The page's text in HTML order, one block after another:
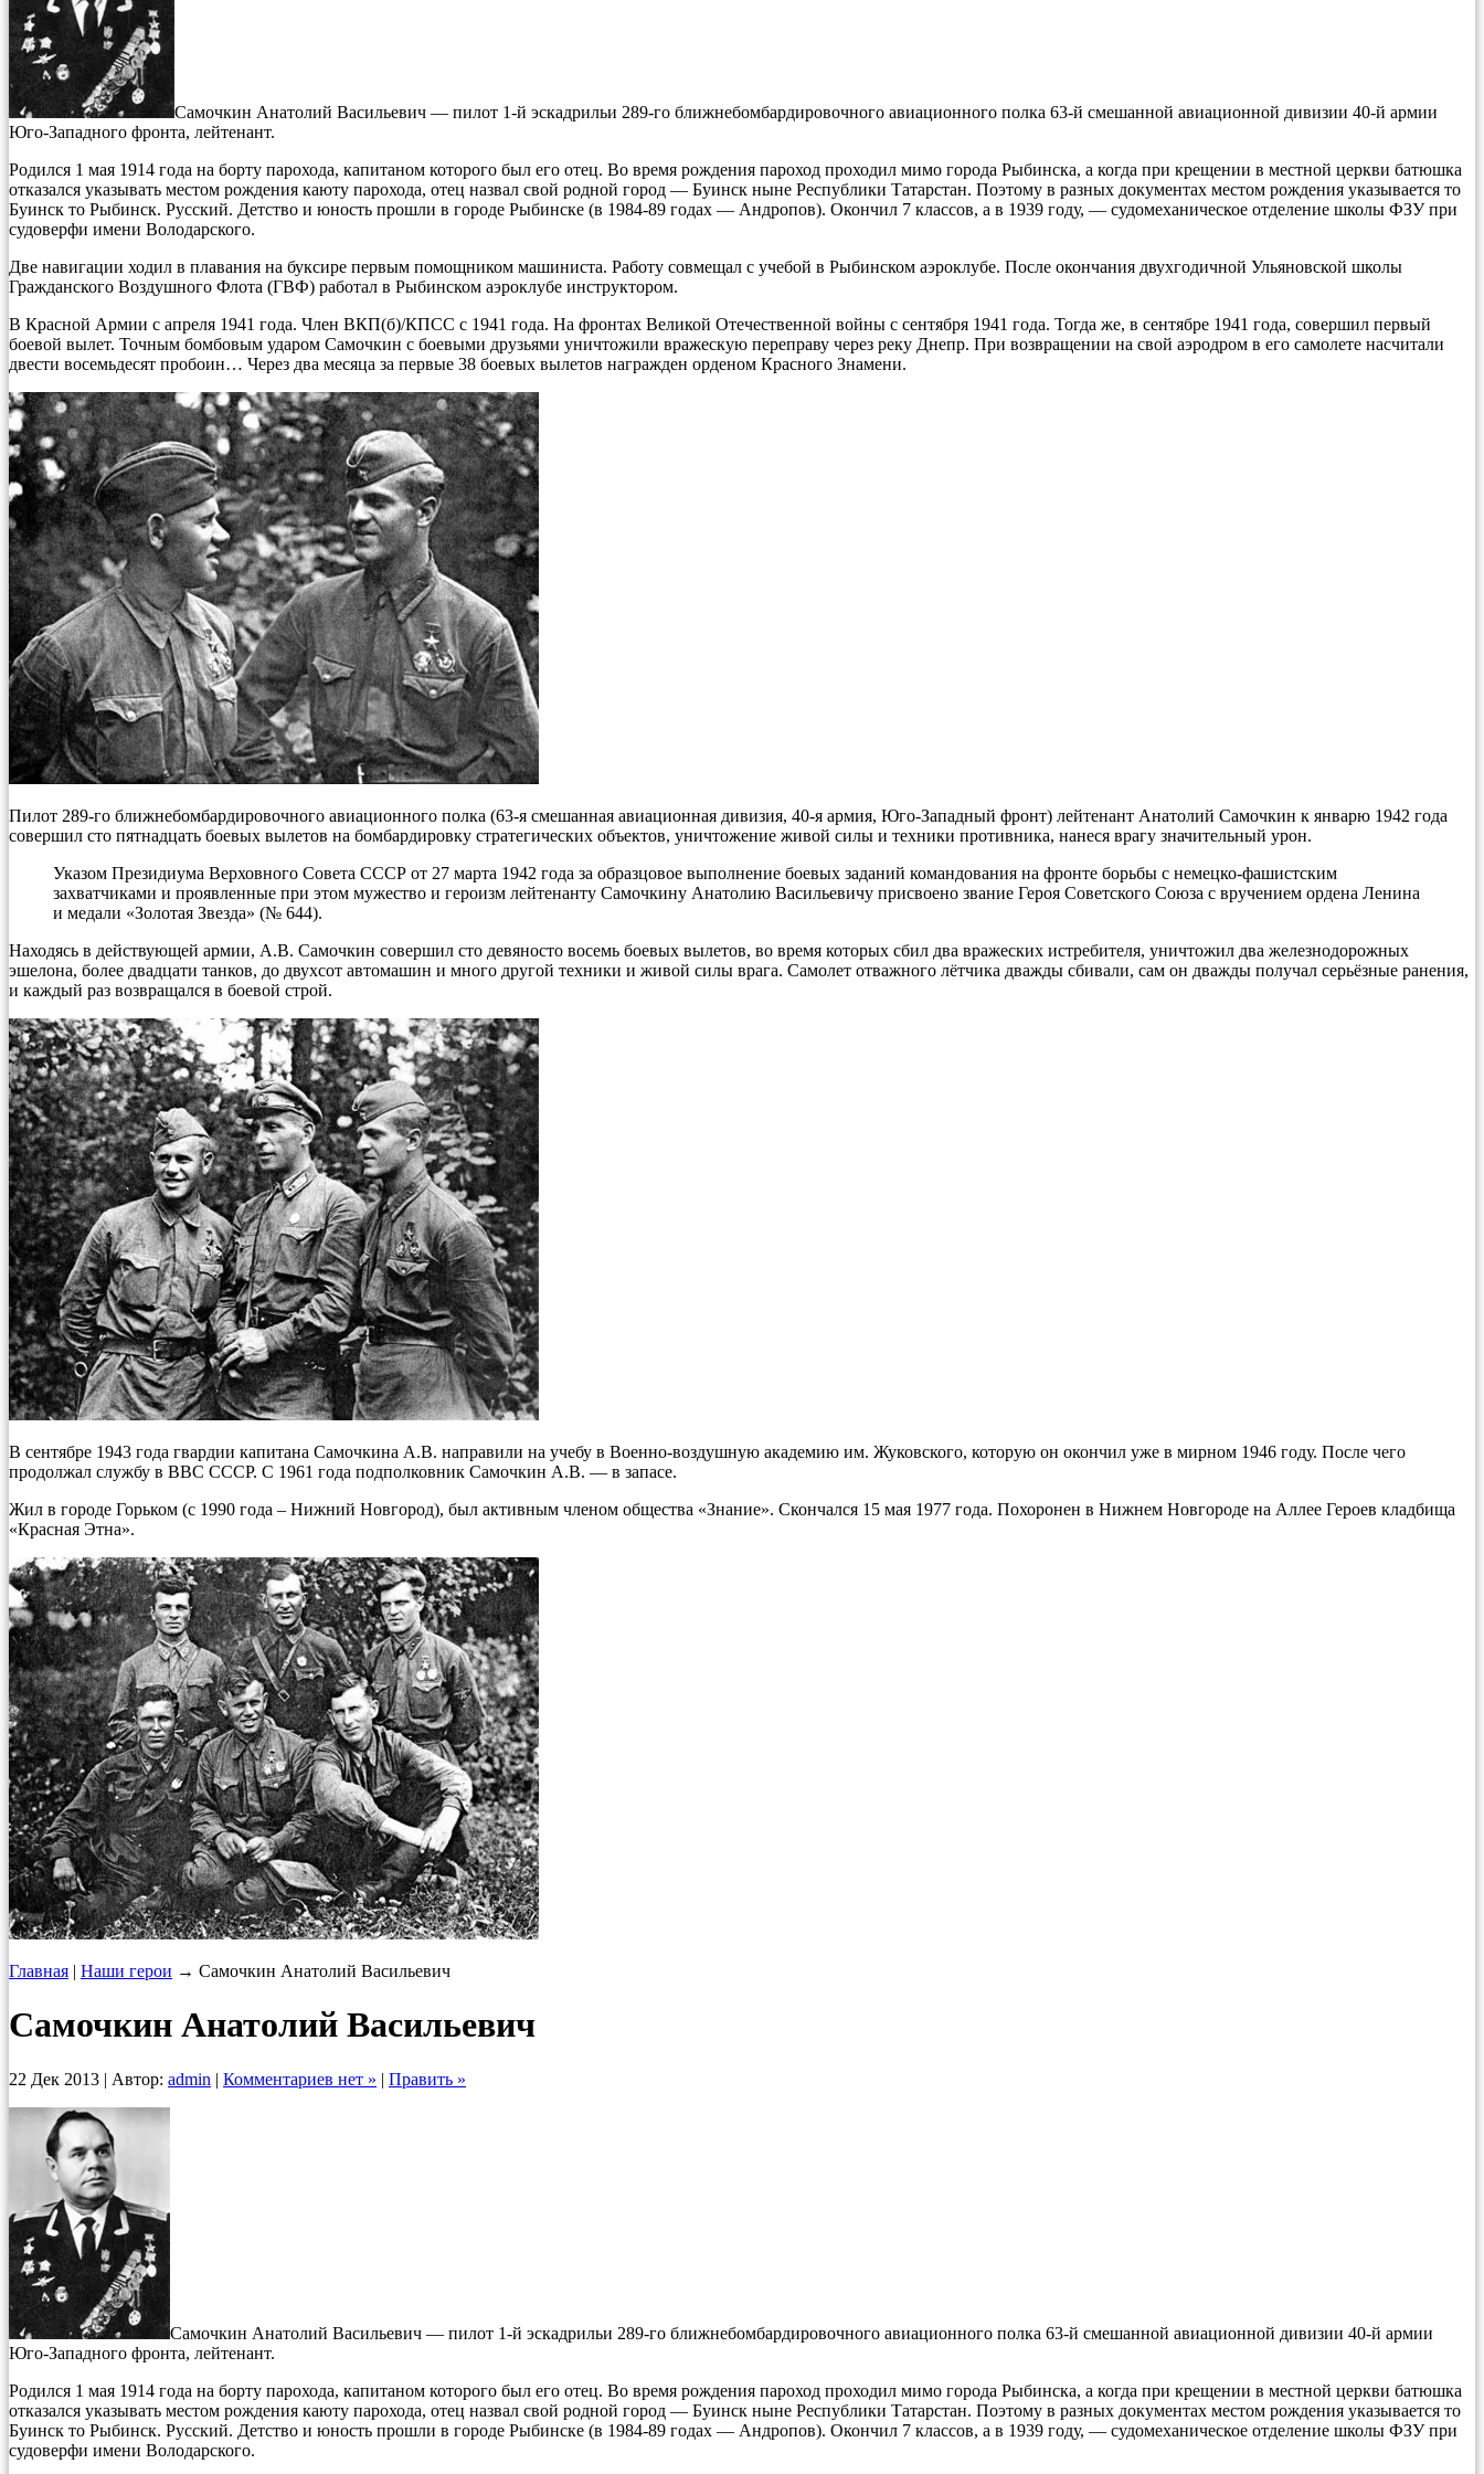
Самочкин Анатолий Васильевич — пилот 1-й эскадрильи 289-го ближнебомбардировочного авиационного полка 63-й смешанной авиационной дивизии 40-й армии
Юго-Западного фронта, лейтенант.
Родился 1 мая 1914 года на борту парохода, капитаном которого был его отец. Во время рождения пароход проходил мимо города Рыбинска, а когда при крещении в местной церкви батюшка
отказался указывать местом рождения каюту парохода, отец назвал свой родной город — Буинск ныне Республики Татарстан. Поэтому в разных документах местом рождения указывается то
Буинск то Рыбинск. Русский. Детство и юность прошли в городе Рыбинске (в 1984-89 годах — Андропов). Окончил 7 классов, а в 1939 году, — судомеханическое отделение школы ФЗУ при
судоверфи имени Володарского.
Две навигации ходил в плавания на буксире первым помощником машиниста. Работу совмещал с учебой в Рыбинском аэроклубе. После окончания двухгодичной Ульяновской школы
Гражданского Воздушного Флота (ГВФ) работал в Рыбинском аэроклубе инструктором.
В Красной Армии с апреля 1941 года. Член ВКП(б)/КПСС с 1941 года. На фронтах Великой Отечественной войны с сентября 1941 года. Тогда же, в сентябре 1941 года, совершил первый
боевой вылет. Точным бомбовым ударом Самочкин с боевыми друзьями уничтожили вражескую переправу через реку Днепр. При возвращении на свой аэродром в его самолете насчитали
двести восемьдесят пробоин… Через два месяца за первые 38 боевых вылетов награжден орденом Красного Знамени.
Пилот 289-го ближнебомбардировочного авиационного полка (63-я смешанная авиационная дивизия, 40-я армия, Юго-Западный фронт) лейтенант Анатолий Самочкин к январю 1942 года
совершил сто пятнадцать боевых вылетов на бомбардировку стратегических объектов, уничтожение живой силы и техники противника, нанеся врагу значительный урон.
Указом Президиума Верховного Совета СССР от 27 марта 1942 года за образцовое выполнение боевых заданий командования на фронте борьбы с немецко-фашистским
захватчиками и проявленные при этом мужество и героизм лейтенанту Самочкину Анатолию Васильевичу присвоено звание Героя Советского Союза с вручением ордена Ленина
и медали «Золотая Звезда» (№ 644).
Находясь в действующей армии, А.В. Самочкин совершил сто девяносто восемь боевых вылетов, во время которых сбил два вражеских истребителя, уничтожил два железнодорожных
эшелона, более двадцати танков, до двухсот автомашин и много другой техники и живой силы врага. Самолет отважного лётчика дважды сбивали, сам он дважды получал серьёзные ранения,
и каждый раз возвращался в боевой строй.
В сентябре 1943 года гвардии капитана Самочкина А.В. направили на учебу в Военно-воздушную академию им. Жуковского, которую он окончил уже в мирном 1946 году. После чего
продолжал службу в ВВС СССР. С 1961 года подполковник Самочкин А.В. — в запасе.
Жил в городе Горьком (с 1990 года – Нижний Новгород), был активным членом общества «Знание». Скончался 15 мая 1977 года. Похоронен в Нижнем Новгороде на Аллее Героев кладбища
«Красная Этна».
Главная | Наши герои → Самочкин Анатолий Васильевич
Самочкин Анатолий Васильевич
22 Дек 2013 | Автор: admin | Комментариев нет » | Править »
Самочкин Анатолий Васильевич — пилот 1-й эскадрильи 289-го ближнебомбардировочного авиационного полка 63-й смешанной авиационной дивизии 40-й армии
Юго-Западного фронта, лейтенант.
Родился 1 мая 1914 года на борту парохода, капитаном которого был его отец. Во время рождения пароход проходил мимо города Рыбинска, а когда при крещении в местной церкви батюшка
отказался указывать местом рождения каюту парохода, отец назвал свой родной город — Буинск ныне Республики Татарстан. Поэтому в разных документах местом рождения указывается то
Буинск то Рыбинск. Русский. Детство и юность прошли в городе Рыбинске (в 1984-89 годах — Андропов). Окончил 7 классов, а в 1939 году, — судомеханическое отделение школы ФЗУ при
судоверфи имени Володарского.